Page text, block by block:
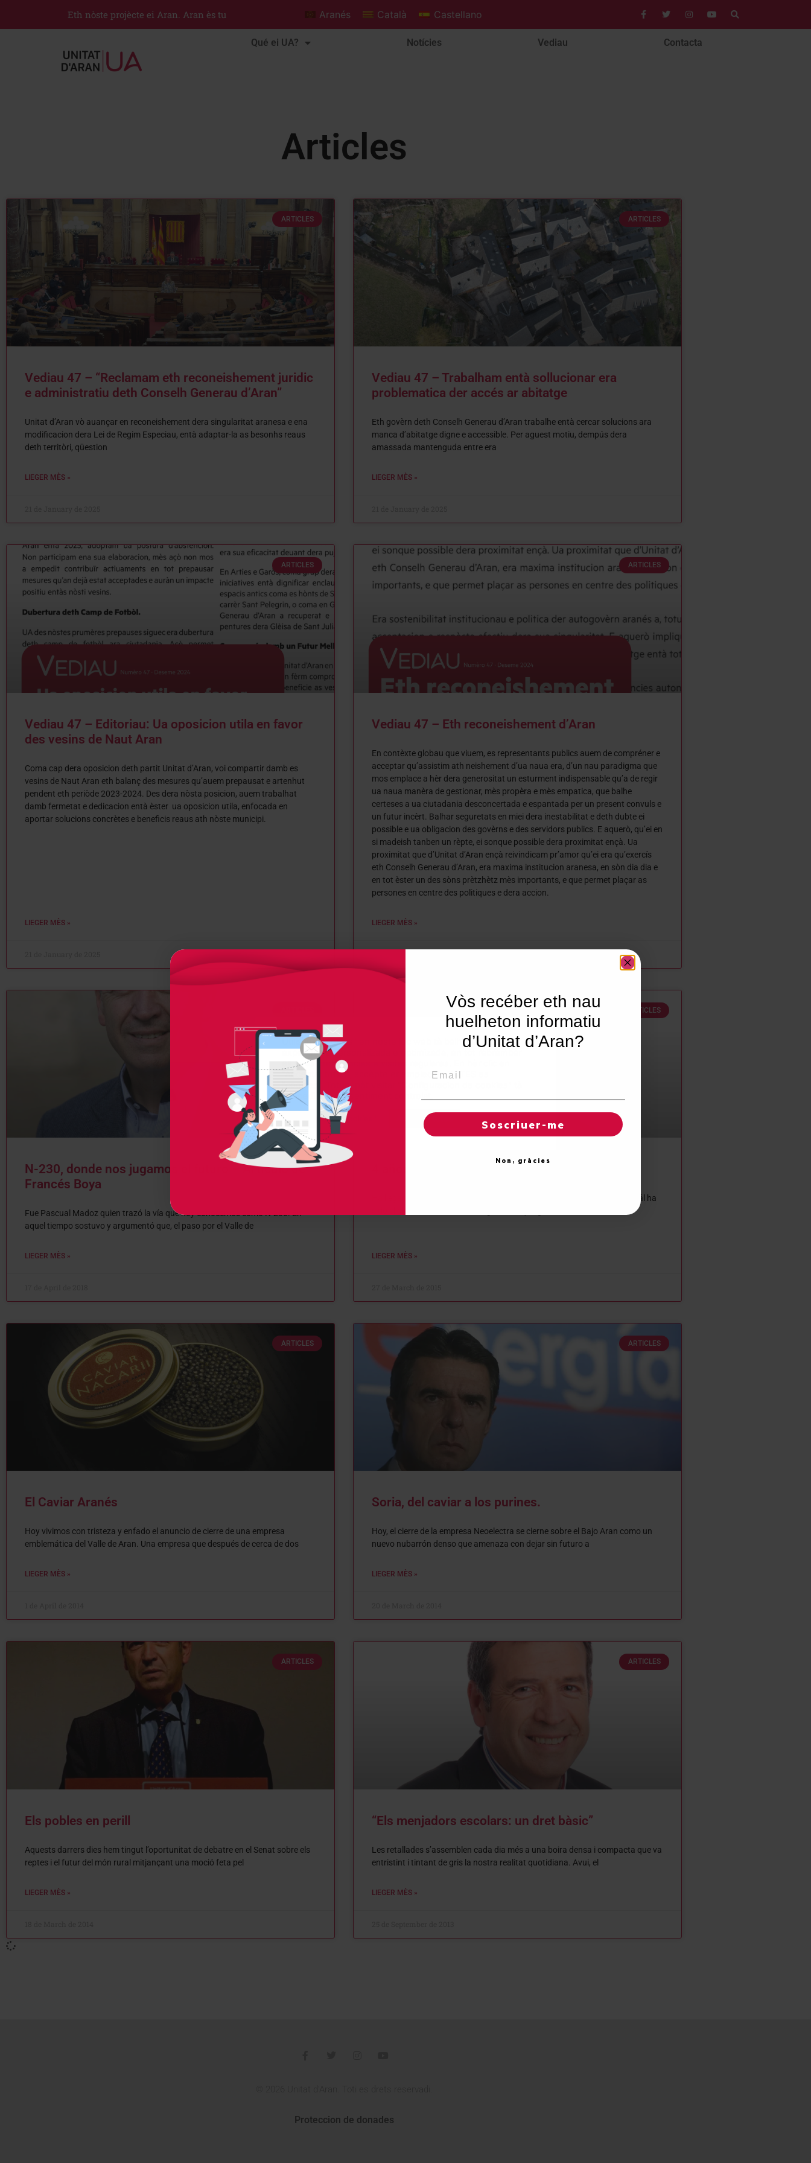
Eth nòste projècte ei Aran. Aran ès tu Aranés Català Castellano
Qué ei UA? Notícies Vediau Contacta
Articles
ARTICLES
Vediau 47 – “Reclamam eth reconeishement juridic
e administratiu deth Conselh Generau d’Aran”
Unitat d’Aran vò auançar en reconeishement dera singularitat aranesa e ena
modificacion dera Lei de Regim Especiau, entà adaptar-la as besonhs reaus
deth territòri, qüestion
LIEGER MÈS »
ARTICLES
Vediau 47 – Trabalham entà sollucionar era
problematica der accés ar abitatge
Eth govèrn deth Conselh Generau d’Aran trabalhe entà cercar solucions ara
manca d’abitatge digne e accessible. Per aguest motiu, dempús dera
amassada mantenguda entre era
LIEGER MÈS »
ARTICLES
Vediau 47 – Editoriau: Ua oposicion utila en favor
des vesins de Naut Aran
Coma cap dera oposicion deth partit Unitat d’Aran, voi compartir damb es
vesins de Naut Aran eth balanç des mesures qu’auem prepausat e artenhut
pendent eth periòde 2023-2024. Des dera nòsta posicion, auem trabalhat
damb fermetat e dedicacion entà èster ua oposicion utila, enfocada en
aportar solucions concrètes e beneficis reaus ath nòste municipi.
LIEGER MÈS »
ARTICLES
Vediau 47 – Eth reconeishement d’Aran
En contèxte globau que viuem, es representants publics auem de compréner e
acceptar qu’assistim ath neishement d’ua naua era, d’un nau paradigma que
mos emplace a hèr dera generositat un esturment indispensable qu’a de regir
ua naua manèra de gestionar, mès propèra e mès empatica, que balhe
certeses a ua ciutadania desconcertada e espantada per un present convuls e
un futur incèrt. Balhar seguretats en miei dera inestabilitat e deth dubte ei
possible e ua obligacion des govèrns e des servidors publics. E aquerò, qu’ei en
si madeish tanben un rèpte, ei sonque possible dera proximitat ençà. Ua
proximitat que d’Unitat d’Aran ençà reivindicam pr’amor qu’ei era qu’exercís
eth Conselh Generau d’Aran, era maxima institucion aranesa, en sòn dia dia e
en tot èster un des sòns prètzhètz mès importants, e que permet plaçar as
persones en centre des politiques e dera accion.
LIEGER MÈS »
N-230, donde nos jugamos el futuro – Artículo de
Francés Boya
Fue Pascual Madoz quien trazó la vía que hoy conocemos como N-230. En
aquel tiempo sostuvo y argumentó que, el paso por el Valle de
LIEGER MÈS »
ARTICLES
4 años perdidos para el Valle de Aran
Ha llegado el tiempo de pasar cuentas con los ciudadanos y de saber cuál ha
LIEGER MÈS »
ARTICLES
El Caviar Aranés
Hoy vivimos con tristeza y enfado el anuncio de cierre de una empresa
emblemática del Valle de Aran. Una empresa que después de cerca de dos
LIEGER MÈS »
ARTICLES
Soria, del caviar a los purines.
Hoy, el cierre de la empresa Neoelectra se cierne sobre el Bajo Aran como un
nuevo nubarrón denso que amenaza con dejar sin futuro a
LIEGER MÈS »
ARTICLES
Els pobles en perill
Aquests darrers dies hem tingut l’oportunitat de debatre en el Senat sobre els
reptes i el futur del món rural mitjançant una moció feta pel
LIEGER MÈS »
ARTICLES
“Els menjadors escolars: un dret bàsic”
Les retallades s’assemblen cada dia més a una boira densa i compacta que va
entristint i tintant de gris la nostra realitat quotidiana. Avui, el
LIEGER MÈS »
Proteccion de donades
Utilisam "cookies" en nòste lòc web tà balhar ar usuari ua
experiéncia personalizada e optimizada, en tot rebrembar
es sues preferéncies e visites regulares. En hèr clic en
"Acceptar totes", accèpte er emplec de TOTES es
"cookies". Totun, pòt visitar "Configuracion de cookies" tà
concedir un consentiment controlat.
Reglatges de "cookies" Acceptar totes
Vòs recéber eth nau
huelheton informatiu
d’Unitat d’Aran?
Soscriuer-me
Non, gràcies